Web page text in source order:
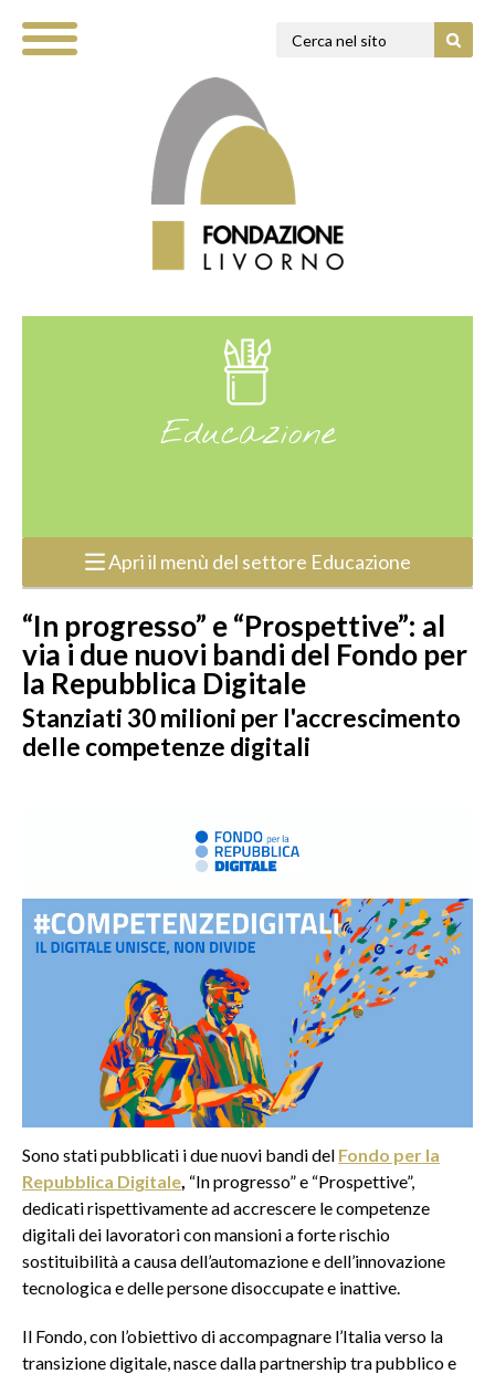
Educazione
Apri il menù del settore Educazione
“In progresso” e “Prospettive”: al
via i due nuovi bandi del Fondo per
la Repubblica Digitale
Stanziati 30 milioni per l'accrescimento
delle competenze digitali
Sono stati pubblicati i due nuovi bandi del Fondo per la
Repubblica Digitale “In progresso” e “Prospettive”,
dedicati rispettivamente ad accrescere le competenze
digitali dei lavoratori con mansioni a forte rischio
sostituibilità a causa dell’automazione e dell’innovazione
tecnologica e delle persone disoccupate e inattive.
Il Fondo, con l’obiettivo di accompagnare l’Italia verso la
transizione digitale, nasce dalla partnership tra pubblico e